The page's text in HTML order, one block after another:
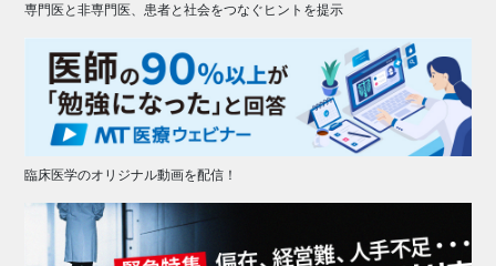
専門医と非専門医、患者と社会をつなぐヒントを提示
臨床医学のオリジナル動画を配信！